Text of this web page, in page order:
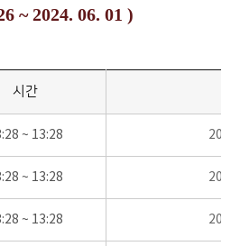
~ 2024. 06. 01 )
시간
~ 13:28
~ 13:28
~ 13:28